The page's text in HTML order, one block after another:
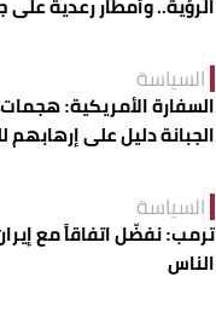
السياسة
السفارة الأمريكية:
الجبانة دليل على إرهابهم
السياسة
ترمب: نفضّل اتفاقاً مع
الناس